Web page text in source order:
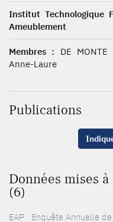
Institut Technologique
Ameublement
Membres : DE MONTE
Anne-Laure
Publications
Données mises
(6)
EAP : Enquête Annuelle